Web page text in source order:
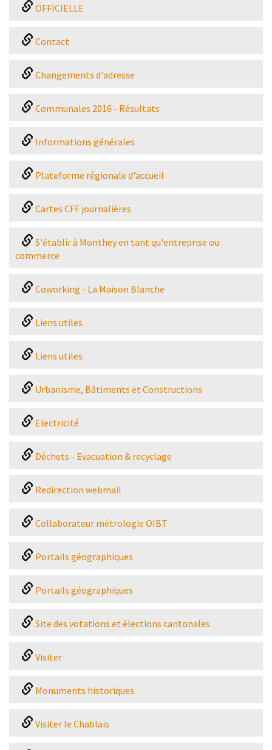
OFFICIELLE
Contact
Changements d'adresse
Communales 2016 - Résultats
Informations générales
Plateforme régionale d'accueil
Cartes CFF journalières
S'établir à Monthey en tant qu'entreprise ou
commerce
Coworking - La Maison Blanche
Liens utiles
Liens utiles
Urbanisme, Bâtiments et Constructions
Electricité
Déchets - Evacuation & recyclage
Redirection webmail
Collaborateur métrologie OIBT
Portails géographiques
Portails géographiques
Site des votations et élections cantonales
Visiter
Monuments historiques
Visiter le Chablais